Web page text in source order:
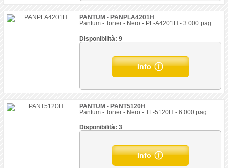
PANTUM - PANPLA4201H
Pantum - Toner - Nero - PL-A4201H - 3.000 pag
Disponibilità: 9
Info
PANTUM - PANT5120H
Pantum - Toner - Nero - TL-5120H - 6.000 pag
Disponibilità: 3
Info